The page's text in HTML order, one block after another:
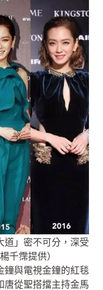
道」密不可分，深受
千霈提供）
鐘與電視金鐘的紅毯
唐從聖搭擋主持金馬